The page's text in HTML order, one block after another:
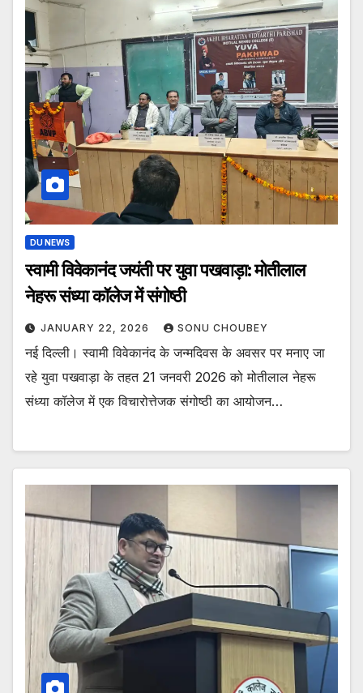
DU NEWS
स्वामी विवेकानंद जयंती पर युवा पखवाड़ा: मोतीलाल
नेहरू संध्या कॉलेज में संगोष्ठी
JANUARY 22, 2026 SONU CHOUBEY
नई दिल्ली। स्वामी विवेकानंद के जन्मदिवस के अवसर पर मनाए जा
रहे युवा पखवाड़ा के तहत 21 जनवरी 2026 को मोतीलाल नेहरू
संध्या कॉलेज में एक विचारोत्तेजक संगोष्ठी का आयोजन…